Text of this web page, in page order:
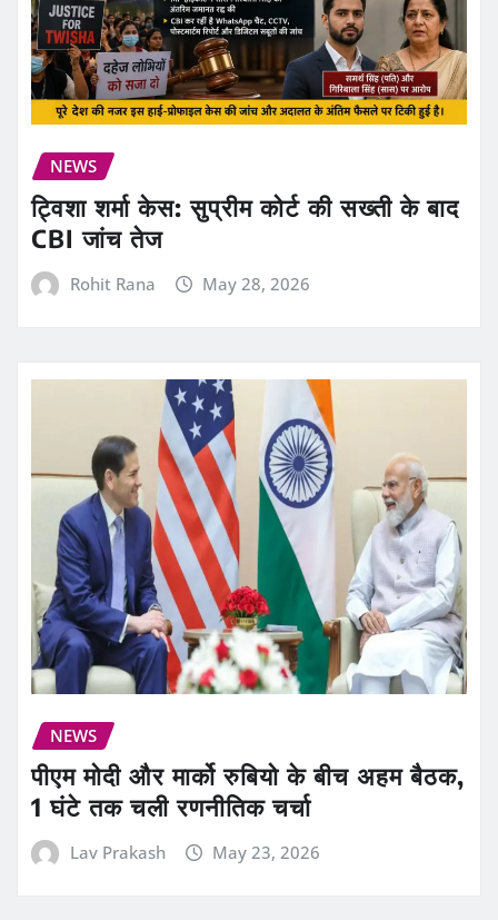
NEWS
ट्विशा शर्मा केस: सुप्रीम कोर्ट की सख्ती के बाद
CBI जांच तेज
Rohit Rana May 28, 2026
NEWS
पीएम मोदी और मार्को रुबियो के बीच अहम बैठक,
1 घंटे तक चली रणनीतिक चर्चा
Lav Prakash May 23, 2026